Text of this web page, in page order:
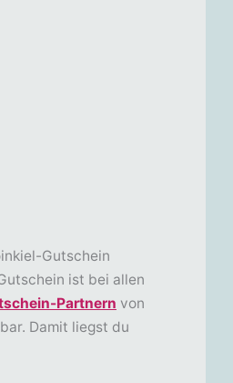
Gutschein
ist bei allen
Partnern von
Damit liegst du